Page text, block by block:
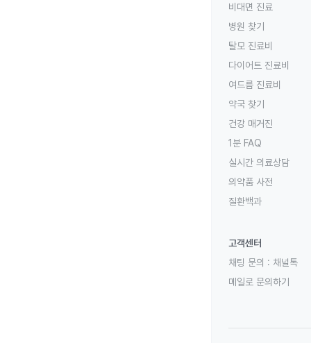
비대면 진료
병원 찾기
탈모 진료비
다이어트 진료비
여드름 진료비
약국 찾기
건강 매거진
1분 FAQ
실시간 의료상담
의약품 사전
질환백과
고객센터
채팅 문의 : 채널톡
메일로 문의하기